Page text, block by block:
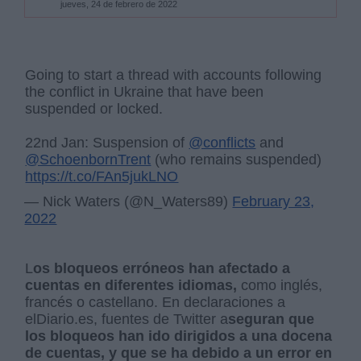
jueves, 24 de febrero de 2022
Going to start a thread with accounts following
the conflict in Ukraine that have been
suspended or locked.
22nd Jan: Suspension of @conflicts and
@SchoenbornTrent (who remains suspended)
https://t.co/FAn5jukLNO
— Nick Waters (@N_Waters89) February 23,
2022
Los bloqueos erróneos han afectado a
cuentas en diferentes idiomas, como inglés,
francés o castellano. En declaraciones a
elDiario.es, fuentes de Twitter aseguran que
los bloqueos han ido dirigidos a una docena
de cuentas, y que se ha debido a un error en